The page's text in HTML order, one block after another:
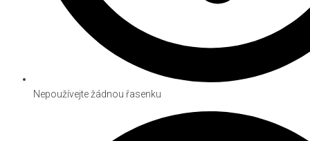
Nepoužívejte žádnou řasenku